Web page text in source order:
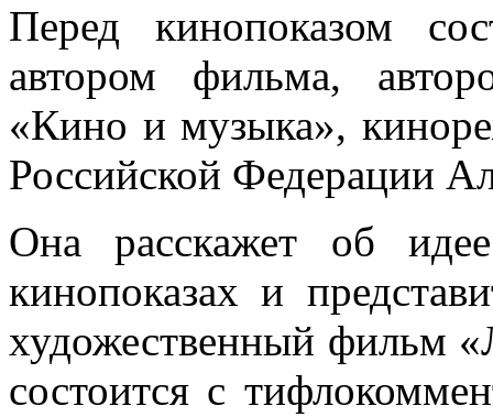
Перед кинопоказом
автором фильма,
«Кино и музыка»,
Российской Федерации
Она расскажет об
кинопоказах и
художественный фильм
состоится с